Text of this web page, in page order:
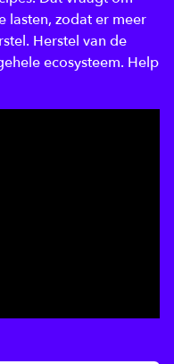
lasten, zodat er meer
Herstel van de
ecosysteem. Help